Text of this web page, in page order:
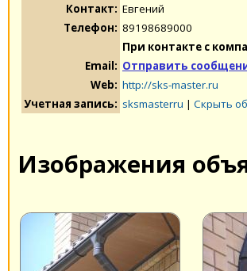
Контакт: Евгений
Телефон: 89198689000
При контакте с
Email: Отправить
Web: http://sks-master.ru
Учетная запись: sksmasterru | Скрыть
Изображения